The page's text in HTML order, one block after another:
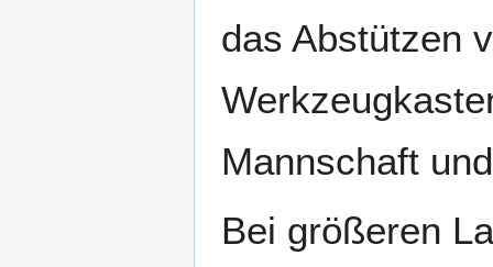
das Abstützen
Mannschaft
Bei größeren